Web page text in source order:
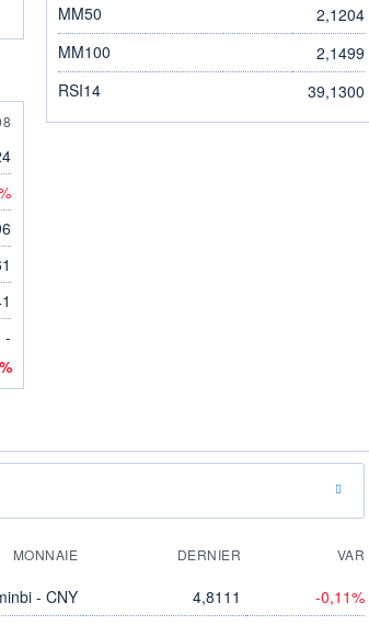
-
MM50
2,1204
MM100
2,1499
RSI14
39,1300
MONNAIE DERNIER VAR
- CNY 4,8111 -0,11%